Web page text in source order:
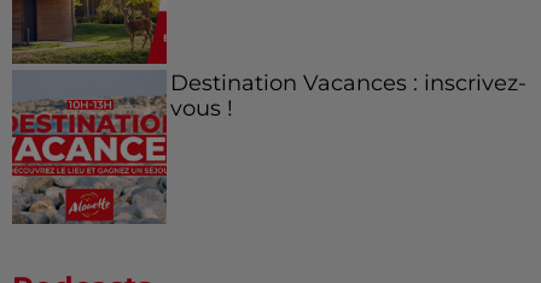
Destination Vacances : inscrivez-
vous !